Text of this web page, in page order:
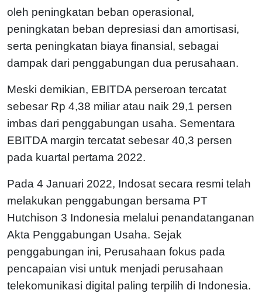
oleh peningkatan beban operasional,
peningkatan beban depresiasi dan amortisasi,
serta peningkatan biaya finansial, sebagai
dampak dari penggabungan dua perusahaan.
Meski demikian, EBITDA perseroan tercatat
sebesar Rp 4,38 miliar atau naik 29,1 persen
imbas dari penggabungan usaha. Sementara
EBITDA margin tercatat sebesar 40,3 persen
pada kuartal pertama 2022.
Pada 4 Januari 2022, Indosat secara resmi telah
melakukan penggabungan bersama PT
Hutchison 3 Indonesia melalui penandatanganan
Akta Penggabungan Usaha. Sejak
penggabungan ini, Perusahaan fokus pada
pencapaian visi untuk menjadi perusahaan
telekomunikasi digital paling terpilih di Indonesia.